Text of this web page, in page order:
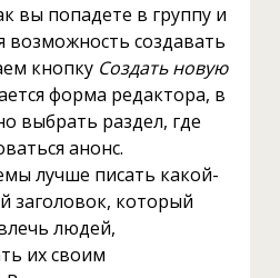
вы попадете в группу и
возможность создавать
кнопку Создать новую
форма редактора, в
выбрать раздел, где
анонс.
лучше писать какой-
заголовок, который
людей,
их своим